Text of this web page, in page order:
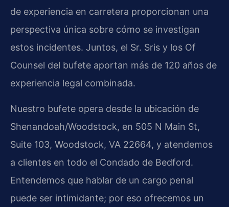
de experiencia en carretera proporcionan una
perspectiva única sobre cómo se investigan
estos incidentes. Juntos, el Sr. Sris y los Of
Counsel del bufete aportan más de 120 años de
experiencia legal combinada.
Nuestro bufete opera desde la ubicación de
Shenandoah/Woodstock, en 505 N Main St,
Suite 103, Woodstock, VA 22664, y atendemos
a clientes en todo el Condado de Bedford.
Entendemos que hablar de un cargo penal
puede ser intimidante; por eso ofrecemos un